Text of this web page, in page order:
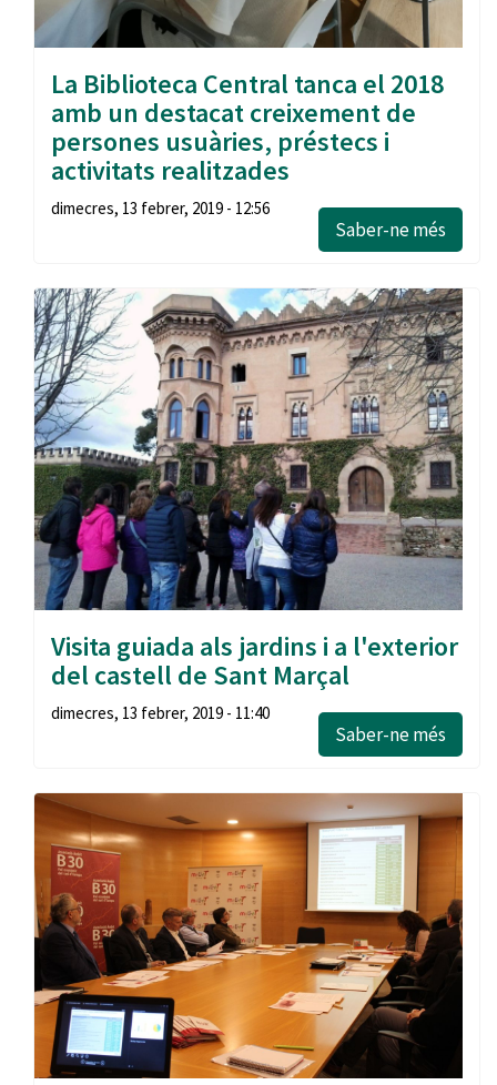
La Biblioteca Central tanca el 2018
amb un destacat creixement de
persones usuàries, préstecs i
activitats realitzades
dimecres, 13 febrer, 2019 - 12:56
Saber-ne més
Visita guiada als jardins i a l'exterior
del castell de Sant Marçal
dimecres, 13 febrer, 2019 - 11:40
Saber-ne més